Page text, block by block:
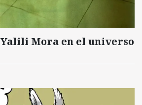
Mora en el universo